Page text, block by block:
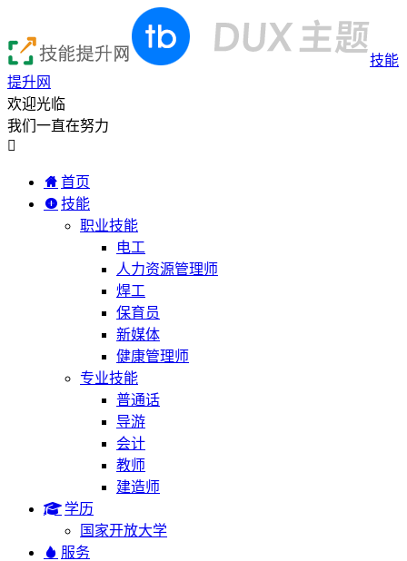
技能
提升网
欢迎光临
我们一直在努力

首页
技能
职业技能
电工
人力资源管理师
焊工
保育员
新媒体
健康管理师
专业技能
普通话
导游
会计
教师
建造师
学历
国家开放大学
服务